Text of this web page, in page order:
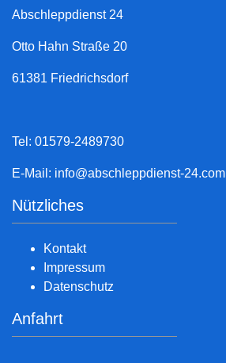
Abschleppdienst 24
Otto Hahn Straße 20
61381 Friedrichsdorf
Tel: 01579-2489730
E-Mail: info@abschleppdienst-24.com
Nützliches
Kontakt
Impressum
Datenschutz
Anfahrt